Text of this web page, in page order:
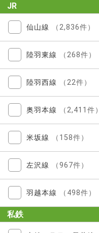
JR
仙山線 （2,836件）
陸羽東線 （268件）
陸羽西線 （22件）
奥羽本線 （2,411件）
米坂線 （158件）
左沢線 （967件）
羽越本線 （498件）
私鉄